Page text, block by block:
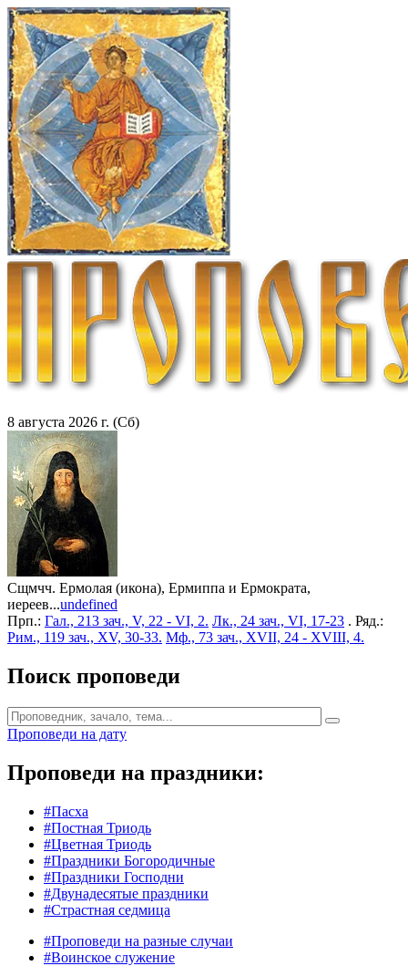
8 августа 2026 г. (Сб)
Сщмчч. Ермолая (икона), Ермиппа и Ермократа,
иереев...undefined
Прп.: Гал., 213 зач., V, 22 - VI, 2. Лк., 24 зач., VI, 17-23 . Ряд.:
Рим., 119 зач., XV, 30-33. Мф., 73 зач., XVII, 24 - XVIII, 4.
Поиск проповеди
Проповеди на дату
Проповеди на праздники:
#Пасха
#Постная Триодь
#Цветная Триодь
#Праздники Богородичные
#Праздники Господни
#Двунадесятые праздники
#Страстная седмица
#Проповеди на разные случаи
#Воинское служение